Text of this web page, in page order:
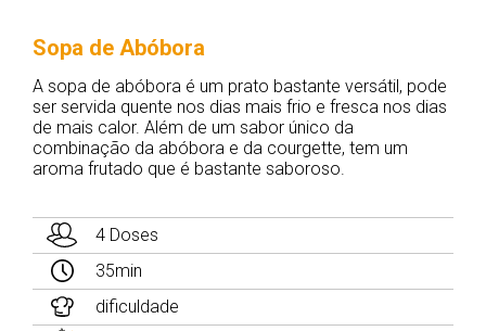
Sopa de Abóbora
A sopa de abóbora é um prato bastante versátil, pode
ser servida quente nos dias mais frio e fresca nos dias
de mais calor. Além de um sabor único da
combinação da abóbora e da courgette, tem um
aroma frutado que é bastante saboroso.
4 Doses
35min
dificuldade